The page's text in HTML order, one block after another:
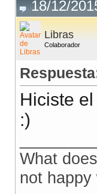
18/12/
Libras
Colaborador
Hiciste
:)
What
not happy